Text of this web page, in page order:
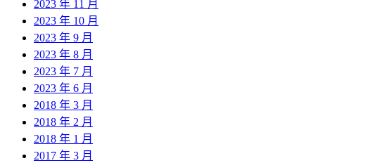
2023 年 11 月
2023 年 10 月
2023 年 9 月
2023 年 8 月
2023 年 7 月
2023 年 6 月
2018 年 3 月
2018 年 2 月
2018 年 1 月
2017 年 3 月